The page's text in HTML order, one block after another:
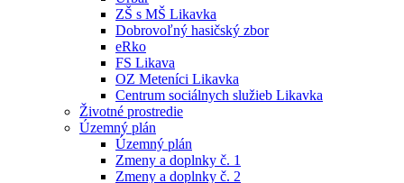
ZŠ s MŠ Likavka
Dobrovoľný hasičský zbor
eRko
FS Likava
OZ Meteníci Likavka
Centrum sociálnych služieb Likavka
Životné prostredie
Územný plán
Územný plán
Zmeny a doplnky č. 1
Zmeny a doplnky č. 2